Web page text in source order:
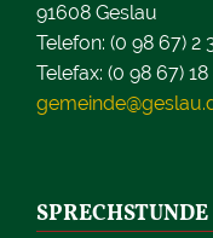
91608 Geslau
Telefon: (0 98 67) 2
Telefax: (0 98 67) 18
SPRECHSTUNDE